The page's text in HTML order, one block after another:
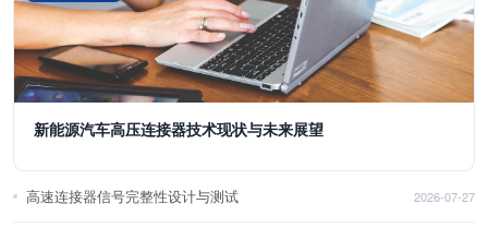
新能源汽车高压连接器技术现状与未来展望
高速连接器信号完整性设计与测试 2026-07-27